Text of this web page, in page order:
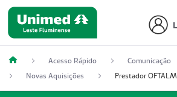
Acesso Rápido
Comunicação
Novas Aquisições